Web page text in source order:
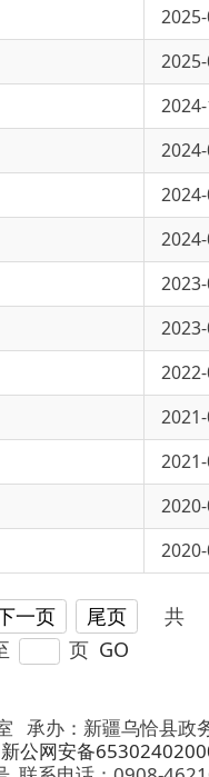
工增雪工作简报2024-11-07
工影响天气作业情况2024-09-18
2024-06-07
人工影响天气作业公告
2024-01-24
工影响天气作业情况
2023-08-31
人工影响天气作业公告
2023-03-15
响天气作业公告2022-03-23
人工影响天气作业公告
2021-01-01
简报
2020-04-20
简报 2020-03-12
：新疆乌恰县政务服务
安备65302402000101号
系电话：0908-4621030法